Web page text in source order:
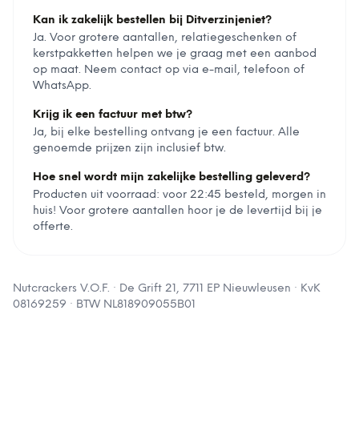
Kan ik zakelijk bestellen bij Ditverzinjeniet?
Ja. Voor grotere aantallen, relatiegeschenken of
kerstpakketten helpen we je graag met een aanbod
op maat. Neem contact op via e-mail, telefoon of
WhatsApp.
Krijg ik een factuur met btw?
Ja, bij elke bestelling ontvang je een factuur. Alle
genoemde prijzen zijn inclusief btw.
Hoe snel wordt mijn zakelijke bestelling geleverd?
Producten uit voorraad: voor 22:45 besteld, morgen in
huis! Voor grotere aantallen hoor je de levertijd bij je
offerte.
Nutcrackers V.O.F. · De Grift 21, 7711 EP Nieuwleusen · KvK
08169259 · BTW NL818909055B01